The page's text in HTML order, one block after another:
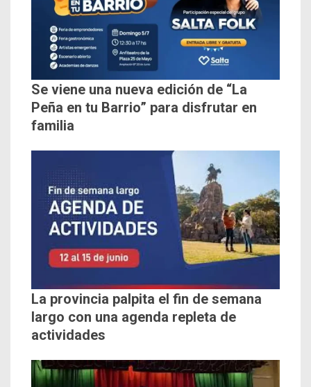
Se viene una nueva edición de “La
Peña en tu Barrio” para disfrutar en
familia
La provincia palpita el fin de semana
largo con una agenda repleta de
actividades